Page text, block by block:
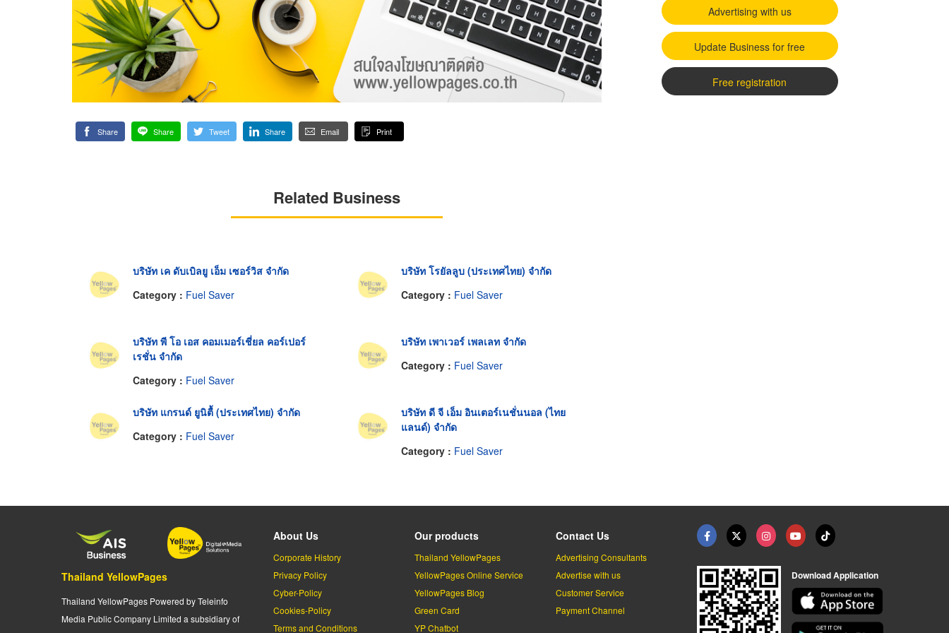
Share Share Tweet Share Email Print
Related Business
บริษัท เค ดับเบิลยู เอ็ม เซอร์วิส จำกัด
Category : Fuel Saver
บริษัท โรยัลลูบ (ประเทศไทย) จำกัด
Category : Fuel Saver
บริษัท พี โอ เอส คอมเมอร์เชี่ยล คอร์เปอร์
เรชั่น จำกัด
Category : Fuel Saver
บริษัท เพาเวอร์ เพลเลท จำกัด
Category : Fuel Saver
บริษัท แกรนด์ ยูนิตื้ (ประเทศไทย) จำกัด
Category : Fuel Saver
บริษัท ดี จี เอ็ม อินเตอร์เนชั่นนอล (ไทย
แลนด์) จำกัด
Category : Fuel Saver
Advertising with us
Update Business for free
Free registration
Thailand YellowPages
Thailand YellowPages Powered by Teleinfo
Media Public Company Limited a subsidiary of
About Us
Corporate History
Privacy Policy
Cyber-Policy
Cookies-Policy
Terms and Conditions
Our products
Thailand YellowPages
YellowPages Online Service
YellowPages Blog
Green Card
YP Chatbot
Contact Us
Advertising Consultants
Advertise with us
Customer Service
Payment Channel
Download Application